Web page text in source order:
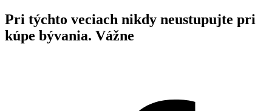
Pri týchto veciach nikdy neustupujte pri
kúpe bývania. Vážne